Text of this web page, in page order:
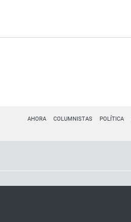
AHORA COLUMNISTAS POLÍTICA